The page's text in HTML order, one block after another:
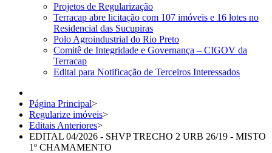
Projetos de Regularização
Terracap abre licitação com 107 imóveis e 16 lotes no
Residencial das Sucupiras
Polo Agroindustrial do Rio Preto
Comitê de Integridade e Governança – CIGOV da
Terracap
Edital para Notificação de Terceiros Interessados
Página Principal>
Regularize imóveis>
Editais Anteriores>
EDITAL 04/2026 - SHVP TRECHO 2 URB 26/19 - MISTO
1º CHAMAMENTO